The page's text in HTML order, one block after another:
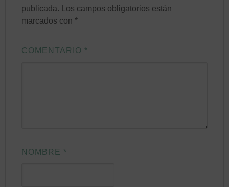
publicada.
Los campos obligatorios están
marcados con*
COMENTARIO *
NOMBRE *